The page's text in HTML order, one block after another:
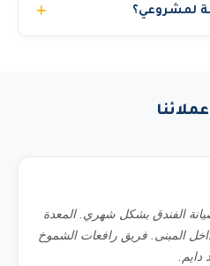
ساعة للتوصيل بين المدن. نعمل على مدار الساعة 24/7 لضمان
لمشروعي؟
الفندق بشكل شهري. المعدة
المبنى. فريق رافعات الشموخ
دايم.